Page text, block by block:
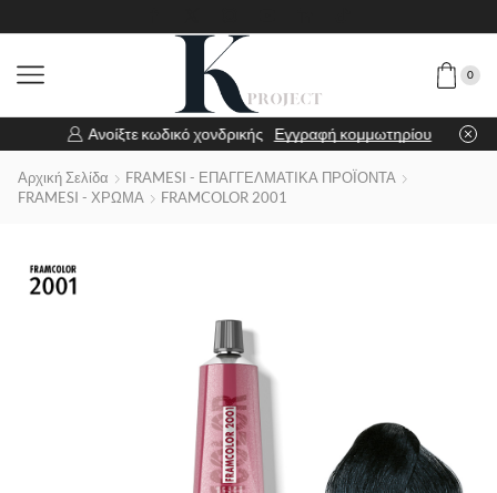
0
Ανοίξτε κωδικό χονδρικής Εγγραφή κομμωτηρίου
Αρχική Σελίδα
FRAMESI - ΕΠΑΓΓΕΛΜΑΤΙΚΑ ΠΡΟΪΟΝΤΑ
FRAMESI - ΧΡΩΜΑ
FRAMCOLOR 2001